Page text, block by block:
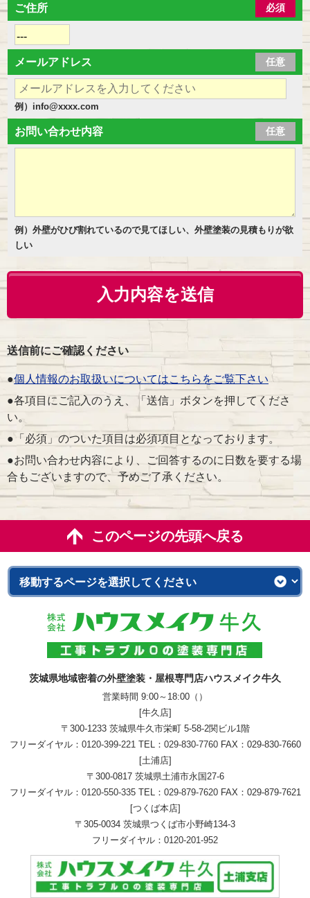
ご住所 必須
メールアドレス 任意
例）info@xxxx.com
お問い合わせ内容 任意
例）外壁がひび割れているので見てほしい、外壁塗装の見積もりが欲
しい
送信前にご確認ください
●個人情報のお取扱いについてはこちらをご覧下さい
●各項目にご記入のうえ、「送信」ボタンを押してくださ
い。
●「必須」のついた項目は必須項目となっております。
●お問い合わせ内容により、ご回答するのに日数を要する場
合もございますので、予めご了承ください。
このページの先頭へ戻る
茨城県地域密着の外壁塗装・屋根専門店ハウスメイク牛久
営業時間 9:00～18:00（）
[牛久店]
〒300-1233 茨城県牛久市栄町 5-58-2関ビル1階
フリーダイヤル： 0120-399-221TEL： 029-830-7760FAX：029-830-7660
[土浦店]
〒300-0817 茨城県土浦市永国27-6
フリーダイヤル： 0120-550-335TEL： 029-879-7620FAX：029-879-7621
[つくば本店]
〒305-0034 茨城県つくば市小野崎134-3
フリーダイヤル： 0120-201-952